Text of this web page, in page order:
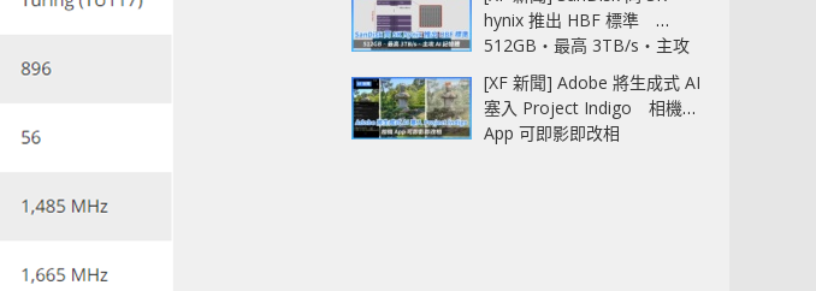
hynix 推出 HBF 標準
512GB‧最高 3TB/s‧主攻
AI 記憶體
[XF 新聞] Adobe 將生成式 AI
塞入 Project Indigo 相機
App 可即影即改相